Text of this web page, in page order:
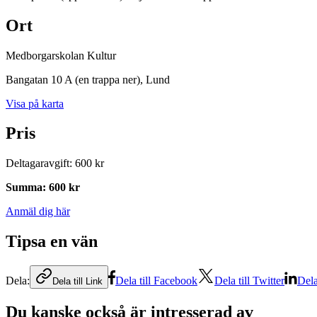
Ort
Medborgarskolan Kultur
Bangatan 10 A (en trappa ner), Lund
Visa på karta
Pris
Deltagaravgift: 600 kr
Summa: 600 kr
Anmäl dig här
Tipsa en vän
Dela: Dela till Link Dela till Facebook Dela till Twitter
Du kanske också är intresserad av